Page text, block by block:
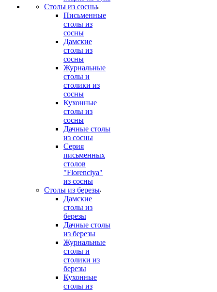
Столы из сосны
Письменные
столы из
сосны
Дамские
столы из
сосны
Журнальные
столы и
столики из
сосны
Кухонные
столы из
сосны
Дачные столы
из сосны
Серия
письменных
столов
"Florenciya"
из сосны
Столы из березы
Дамские
столы из
березы
Дачные столы
из березы
Журнальные
столы и
столики из
березы
Кухонные
столы из